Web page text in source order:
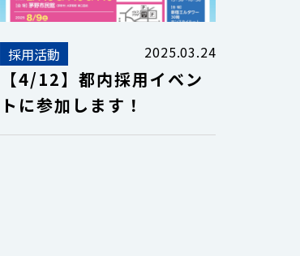
採用活動 2025.03.24
【4/12】都内採用イベン
トに参加します！